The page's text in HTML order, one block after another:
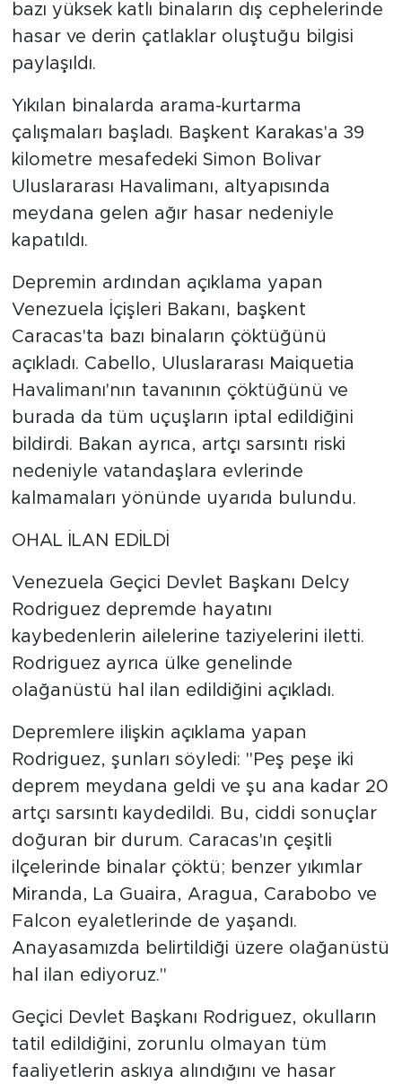
bazı yüksek katlı binaların dış cephelerinde
hasar ve derin çatlaklar oluştuğu bilgisi
paylaşıldı.
Yıkılan binalarda arama-kurtarma
çalışmaları başladı. Başkent Karakas'a 39
kilometre mesafedeki Simon Bolivar
Uluslararası Havalimanı, altyapısında
meydana gelen ağır hasar nedeniyle
kapatıldı.
Depremin ardından açıklama yapan
Venezuela İçişleri Bakanı, başkent
Caracas'ta bazı binaların çöktüğünü
açıkladı. Cabello, Uluslararası Maiquetia
Havalimanı'nın tavanının çöktüğünü ve
burada da tüm uçuşların iptal edildiğini
bildirdi. Bakan ayrıca, artçı sarsıntı riski
nedeniyle vatandaşlara evlerinde
kalmamaları yönünde uyarıda bulundu.
OHAL İLAN EDİLDİ
Venezuela Geçici Devlet Başkanı Delcy
Rodriguez depremde hayatını
kaybedenlerin ailelerine taziyelerini iletti.
Rodriguez ayrıca ülke genelinde
olağanüstü hal ilan edildiğini açıkladı.
Depremlere ilişkin açıklama yapan
Rodriguez, şunları söyledi: "Peş peşe iki
deprem meydana geldi ve şu ana kadar 20
artçı sarsıntı kaydedildi. Bu, ciddi sonuçlar
doğuran bir durum. Caracas'ın çeşitli
ilçelerinde binalar çöktü; benzer yıkımlar
Miranda, La Guaira, Aragua, Carabobo ve
Falcon eyaletlerinde de yaşandı.
Anayasamızda belirtildiği üzere olağanüstü
hal ilan ediyoruz."
Geçici Devlet Başkanı Rodriguez, okulların
tatil edildiğini, zorunlu olmayan tüm
faaliyetlerin askıya alındığını ve hasar